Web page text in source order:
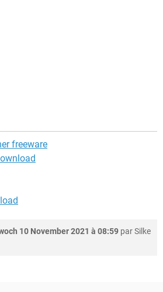
freeware
10 November 2021 à 08:59 parSilke